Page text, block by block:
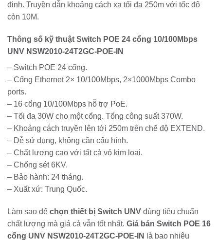
định. Truyền dẫn khoảng cách xa tối đa 250m với tốc độ
còn 10M.
Thông số kỹ thuật Switch POE 24 cổng 10/100Mbps
UNV NSW2010-24T2GC-POE-IN
– Switch POE 24 cổng.
– Cổng Ethernet 2× 10/100Mbps, 2×1000Mbps Combo
ports.
– 16 cổng 10/100Mbps hỗ trợ PoE.
– Tối đa 30W cho một cổng. Tổng công suất 370W.
– Khoảng cách truyền lên tới 250m trên chế độ EXTEND.
– Dễ sử dụng, không cần cấu hình.
– Chất lượng cao với tất cả vỏ kim loại.
– Chống sét 6KV.
– Bảo hành: 24 tháng.
– Xuất xứ: Trung Quốc.
Làm sao để chọn thiết bị Switch UNV đúng tiêu chuẩn
chất lượng mà giá cả vẫn tốt nhất. Giá bán Switch POE 16
cổng UNV NSW2010-24T2GC-POE-IN
là bao nhiêu